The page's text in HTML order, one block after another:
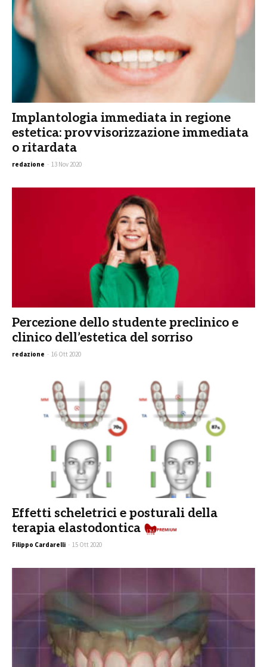
Implantologia immediata in regione
estetica: provvisorizzazione immediata
o ritardata
redazione - 13 Nov 2020
Percezione dello studente preclinico e
clinico dell’estetica del sorriso
redazione - 16 Ott 2020
Effetti scheletrici e posturali della
terapia elastodontica
Filippo Cardarelli - 15 Ott 2020